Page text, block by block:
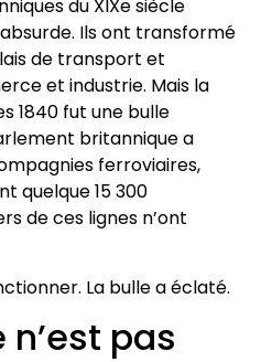
du XIXe siècle
Ils ont transformé
de transport et
et industrie. Mais la
1840 fut une bulle
britannique a
ferroviaires,
quelque 15 300
de ces lignes n’ont
La bulle a éclaté.
pas